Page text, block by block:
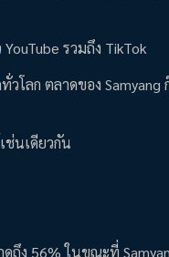
รวมถึง TikTok
โลก ตลาดของ Samyang
ช่นเดียวกัน
ถึง 56% ในขณะที่